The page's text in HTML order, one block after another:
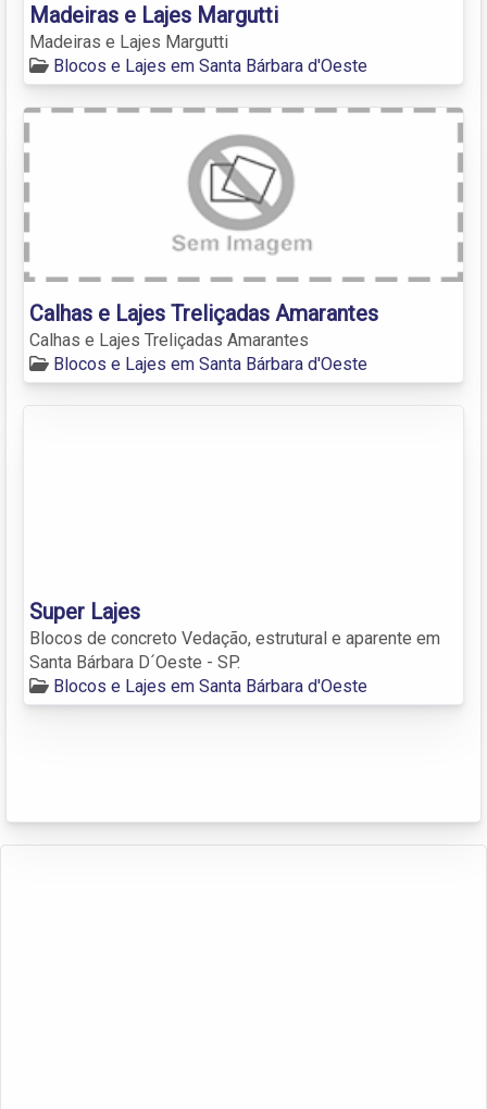
Madeiras e Lajes Margutti
Madeiras e Lajes Margutti
Blocos e Lajes em Santa Bárbara d'Oeste
Calhas e Lajes Treliçadas Amarantes
Calhas e Lajes Treliçadas Amarantes
Blocos e Lajes em Santa Bárbara d'Oeste
Super Lajes
Blocos de concreto Vedação, estrutural e aparente em
Santa Bárbara D´Oeste - SP.
Blocos e Lajes em Santa Bárbara d'Oeste